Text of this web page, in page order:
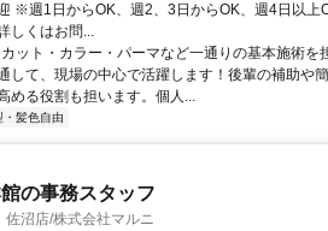
※週1日からOK、週2、3日からOK、週4日以上
しくはお問...
ット・カラー・パーマなど一通りの基本施術
して、現場の中心で活躍します！後輩の補助や
める役割も担います。個人...
・髪色自由
の事務スタッフ
沼店/株式会社マルニ